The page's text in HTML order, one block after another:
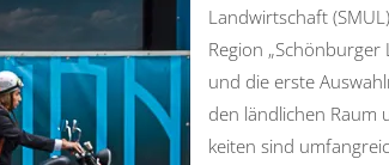
Landwirtschaft
Region
und die erste
den ländlichen Raum
keiten sind